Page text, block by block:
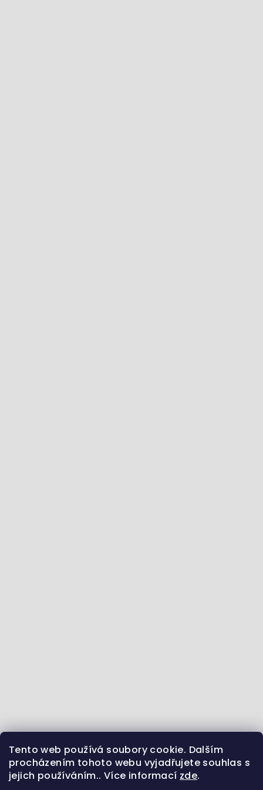
Tento web používá soubory cookie. Dalším
procházením tohoto webu vyjadřujete souhlas s
jejich používáním.. Více informací zde.
Jdeme se vzdělávat :) - články ze světa zvířat
Sledujte nás na Instagramu
Jsme i na Facebooku